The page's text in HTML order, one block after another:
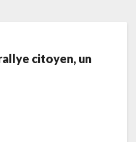
citoyen, un